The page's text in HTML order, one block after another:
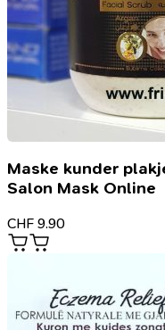
Maske kunder
Salon Mask Online
CHF 9.90